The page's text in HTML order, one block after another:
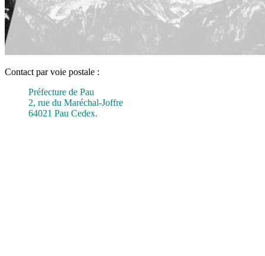
Contact par voie postale :
Préfecture de Pau
2, rue du Maréchal-Joffre
64021 Pau Cedex.